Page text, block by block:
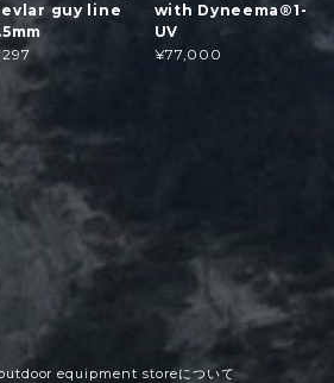
guy line
with Dyneema®1-
UV
¥77,000
equipment storeについて